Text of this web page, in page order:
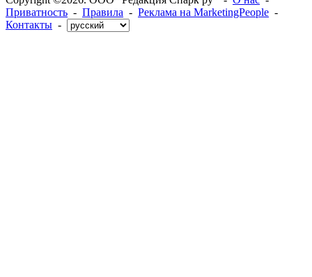
Приватность - Правила - Реклама на MarketingPeople -
Контакты -